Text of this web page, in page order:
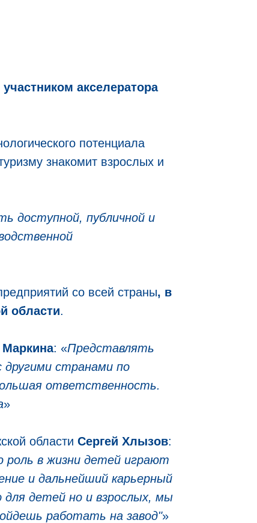
акселератора
потенциала
знакомит взрослых и
доступной, публичной и
со всей страны, в
области.
: «Представлять
другими странами по
ответственность.
»
области Сергей Хлызов:
роль в жизни детей играют
и дальнейший карьерный
детей но и взрослых, мы
работать на завод"»